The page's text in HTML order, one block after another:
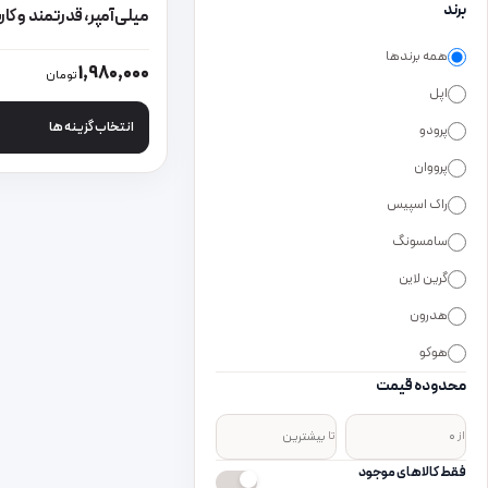
برند
همه برندها
اپل
پرودو
پرووان
راک اسپیس
سامسونگ
گرین لاین
هدرون
هوکو
محدوده قیمت
از تا
فقط کالاهای موجود
میلی‌آمپر، قدرتمند و
1,980,000تومان
انتخاب گزینه ها
این محصول دارای